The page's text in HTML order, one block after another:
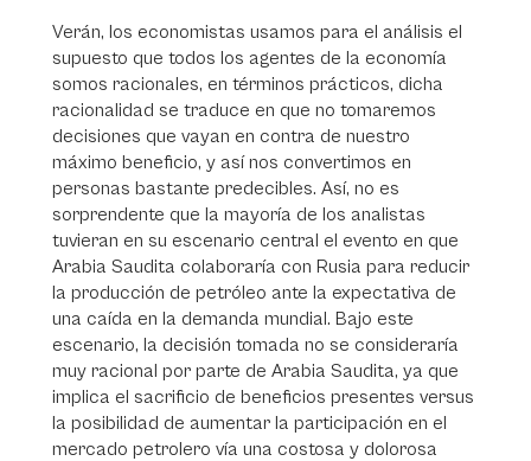
Verán, los economistas usamos para el análisis el
supuesto que todos los agentes de la economía
somos racionales, en términos prácticos, dicha
racionalidad se traduce en que no tomaremos
decisiones que vayan en contra de nuestro
máximo beneficio, y así nos convertimos en
personas bastante predecibles. Así, no es
sorprendente que la mayoría de los analistas
tuvieran en su escenario central el evento en que
Arabia Saudita colaboraría con Rusia para reducir
la producción de petróleo ante la expectativa de
una caída en la demanda mundial. Bajo este
escenario, la decisión tomada no se consideraría
muy racional por parte de Arabia Saudita, ya que
implica el sacrificio de beneficios presentes versus
la posibilidad de aumentar la participación en el
mercado petrolero vía una costosa y dolorosa